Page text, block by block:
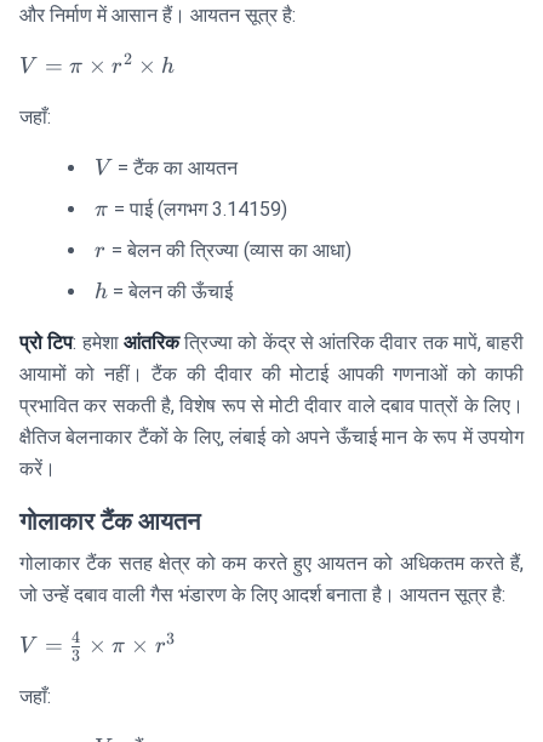
और निर्माण में आसान हैं। आयतन सूत्र है:
V =
\times
\times
V = π × r2 × h
जहाँ:
V
V = टैंक का आयतन
\pi
π = पाई (लगभग 3.14159)
r
r = बेलन की त्रिज्या (व्यास का आधा)
h
h = बेलन की ऊँचाई
प्रो टिप: हमेशा आंतरिकत्रिज्या को केंद्र से आंतरिक दीवार तक मापें, बाहरी
आयामों को नहीं। टैंक की दीवार की मोटाई आपकी गणनाओं को काफी
प्रभावित कर सकती है, विशेष रूप से मोटी दीवार वाले दबाव पात्रों के लिए।
क्षैतिज बेलनाकार टैंकों के लिए, लंबाई को अपने ऊँचाई मान के रूप में उपयोग
करें।
गोलाकार टैंक आयतन
गोलाकार टैंक सतह क्षेत्र को कम करते हुए आयतन को अधिकतम करते हैं,
जो उन्हें दबाव वाली गैस भंडारण के लिए आदर्श बनाता है। आयतन सूत्र है:
V =
{3}
V = 3
4 × π × r3
जहाँ: